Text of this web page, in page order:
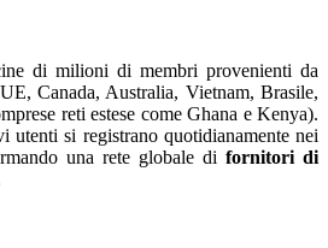
di milioni di membri provenienti da
Canada, Australia, Vietnam, Brasile,
reti estese come Ghana e Kenya).
si registrano quotidianamente nei
una rete globale di fornitori di